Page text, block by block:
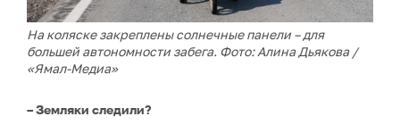
На коляске закреплены солнечные панели – для
большей автономности забега. Фото: Алина Дьякова /
«Ямал-Медиа»
– Земляки следили?